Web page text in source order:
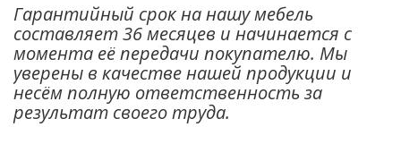
Гарантийный срок на нашу мебель
составляет 36 месяцев и начинается с
момента её передачи покупателю. Мы
уверены в качестве нашей продукции и
несём полную ответственность за
результат своего труда.